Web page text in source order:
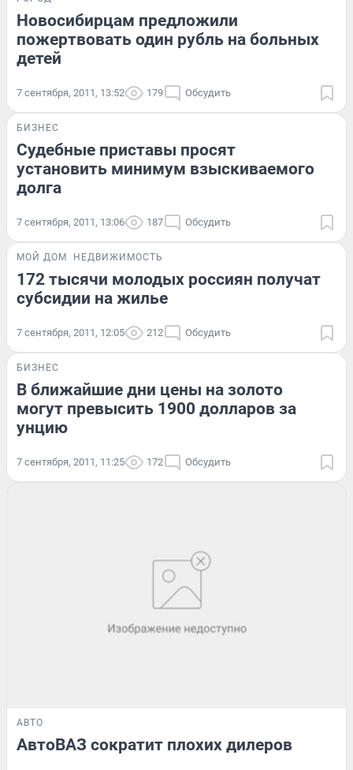
Новосибирцам предложили
пожертвовать один рубль на больных
детей
7 сентября, 2011, 13:52 179 Обсудить
БИЗНЕС
Судебные приставы просят
установить минимум взыскиваемого
долга
7 сентября, 2011, 13:06 187 Обсудить
МОЙ ДОМ НЕДВИЖИМОСТЬ
172 тысячи молодых россиян получат
субсидии на жилье
7 сентября, 2011, 12:05 212 Обсудить
БИЗНЕС
В ближайшие дни цены на золото
могут превысить 1900 долларов за
унцию
7 сентября, 2011, 11:25 172 Обсудить
АВТО
АвтоВАЗ сократит плохих дилеров